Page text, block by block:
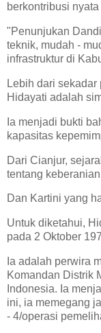
berkontribusi
"Penunjukan
teknik, mudah -
infrastruktur di
Lebih dari sekadar
Hidayati adalah
Ia menjadi bukti
kapasitas
Dari Cianjur,
tentang
Dan Kartini yang
Untuk diketahui,
pada 2 Oktober
Ia adalah perwira
Komandan Distrik
Indonesia. Ia
ini, ia memegang
- 4/operasi